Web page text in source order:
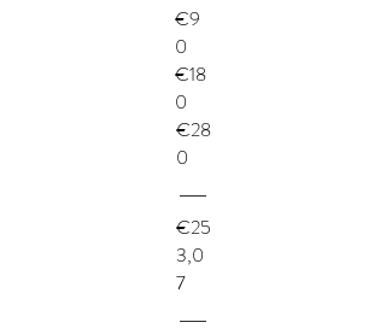
€9
0
€18
0
€28
0
€25
3,0
7